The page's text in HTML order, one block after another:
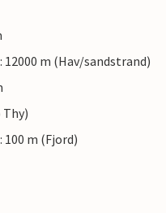
m (Hav/sandstrand)
m (Fjord)